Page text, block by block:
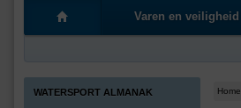
Varen en veiligheid
Home
WATERSPORT ALMANAK